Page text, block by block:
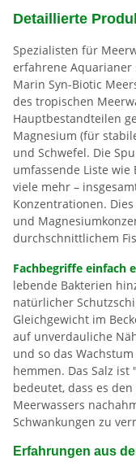
Detaillierte
Spezialisten für
erfahrene Aquarianer
Marin Syn-Biotic
des tropischen
Hauptbestandteilen
Magnesium (für
und Schwefel. Die
umfassende Liste wie
viele mehr –
Konzentrationen.
und
durchschnittlichem
Fachbegriffe einfach
lebende Bakterien
natürlicher
Gleichgewicht im
auf unverdauliche
und so das
hemmen. Das Salz ist
bedeutet, dass es
Meerwassers
Schwankungen zu
Erfahrungen aus